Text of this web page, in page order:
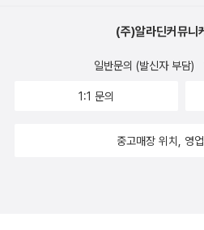
(주)알라딘커뮤니
일반문의 (발신자 부담)
1:1 문의
중고매장 위치, 영